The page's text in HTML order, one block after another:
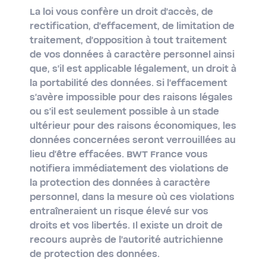
La loi vous confère un droit d'accès, de
rectification, d'effacement, de limitation de
traitement, d'opposition à tout traitement
de vos données à caractère personnel ainsi
que, s'il est applicable légalement, un droit à
la portabilité des données. Si l'effacement
s'avère impossible pour des raisons légales
ou s'il est seulement possible à un stade
ultérieur pour des raisons économiques, les
données concernées seront verrouillées au
lieu d'être effacées. BWT France vous
notifiera immédiatement des violations de
la protection des données à caractère
personnel, dans la mesure où ces violations
entraîneraient un risque élevé sur vos
droits et vos libertés. Il existe un droit de
recours auprès de l'autorité autrichienne
de protection des données.